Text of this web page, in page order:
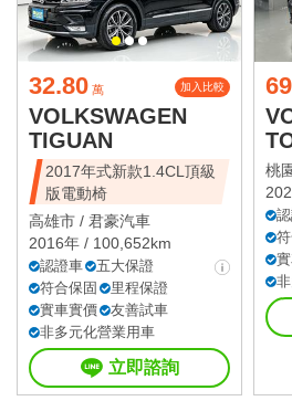
32.80 萬 加入比較
VOLKSWAGEN
TIGUAN
2017年式新款1.4CL頂級
版電動椅
高雄市 / 君豪汽車
2016年 / 100,652km
認證車
五大保證
符合保固
里程保證
實車實價
友善試車
非多元化營業用車
立即諮詢
69
桃